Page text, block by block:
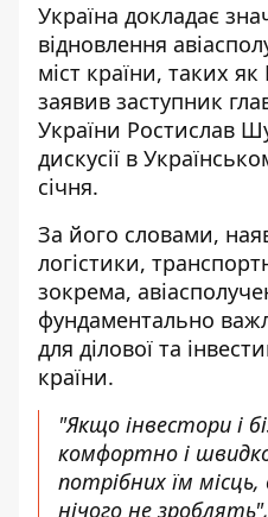
Україна докладає
відновлення
міст країни, таких
заявив заступник
України Ростислав
дискусії в
січня.
За його словами,
логістики,
зокрема,
фундаментально
для ділової та
країни.
"Якщо інвестори і
комфортно і
потрібних їм
нічого не